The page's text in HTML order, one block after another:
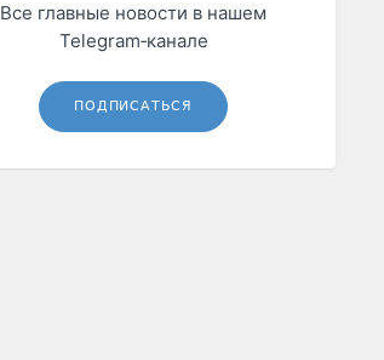
Все главные новости в нашем
Telegram‑канале
ПОДПИСАТЬСЯ